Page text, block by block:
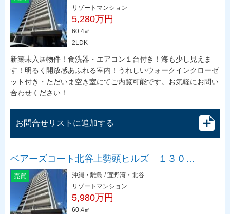
リゾートマンション
5,280万円
60.4㎡
2LDK
新築未入居物件！食洗器・エアコン１台付き！海も少し見えま
す！明るく開放感あふれる室内！うれしいウォークインクローゼ
ット付き・ただいま空き室にてご内覧可能です。お気軽にお問い
合わせください！
お問合せリストに追加する
ベアーズコート北谷上勢頭ヒルズ １３０…
売買
沖縄・離島 / 宜野湾・北谷
リゾートマンション
5,980万円
60.4㎡